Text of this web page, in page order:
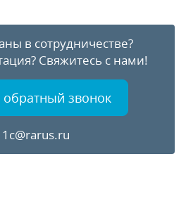
в сотрудничестве?
Свяжитесь с нами!
обратный звонок
1c@rarus.ru